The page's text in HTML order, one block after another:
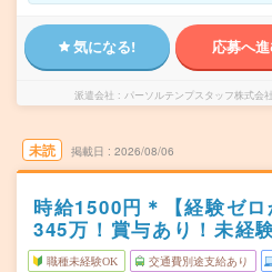
気になる! 応募へ
派遣会社 パーソルテンプスタッフ株式会
未読 掲載日 2026/08/06
時給1500円＊【経験ゼ
345万！賞与あり！未経
職種未経験OK 交通費別途支給あり